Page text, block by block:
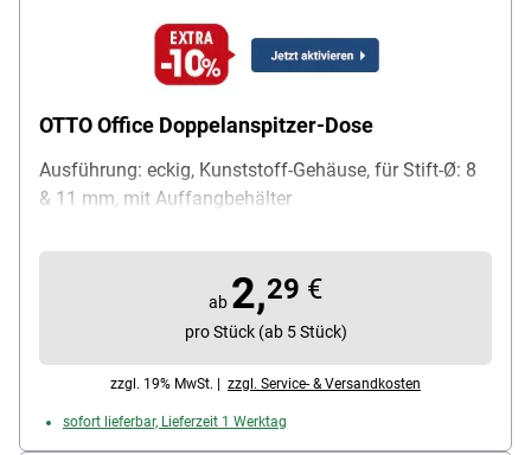
OTTO Office Doppelanspitzer-Dose
Ausführung: eckig, Kunststoff-Gehäuse, für Stift-Ø: 8
& 11 mm, mit Auffangbehälter
ab 2,29 €
pro Stück (ab 5 Stück)
zzgl. 19% MwSt. | zzgl. Service- & Versandkosten
sofort lieferbar, Lieferzeit 1 Werktag